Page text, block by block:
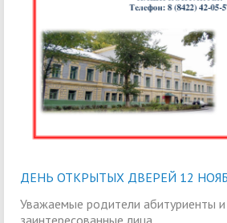
ДЕНЬ ОТКРЫТЫХ ДВЕРЕЙ 12
Уважаемые родители абитуриенты и